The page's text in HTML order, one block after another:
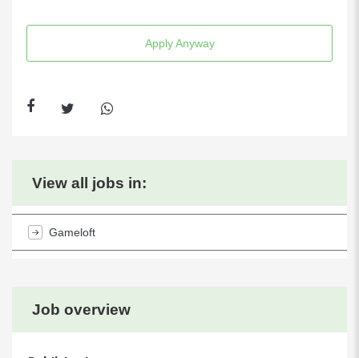
Apply Anyway
Job overview
View all jobs in:
Gameloft